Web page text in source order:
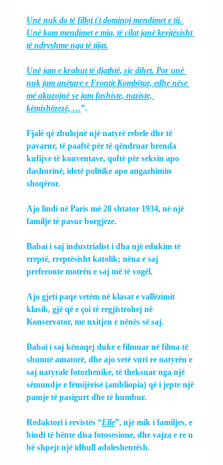
Unë nuk do të filloj t'i dominoj mendimet e tij.
Unë kam mendimet e mia, të cilat janë krejtësisht
të ndryshme nga të tijat.
Unë jam e krahut të djathtë, siç dihet. Por unë
nuk jam anëtare e Frontit Kombëtar, edhe nëse
më akuzojnë se jam fashiste, naziste,
këmishëzezë, …”.
Fjalë që zbulojnë një natyrë rebele dhe të
pavarur, të paaftë për të qëndruar brenda
kufijve të konventave, qoftë për seksin apo
dashurinë, idetë politike apo angazhimin
shoqëror.
Ajo lindi në Paris më 28 shtator 1934, në një
familje të pasur borgjeze.
Babai i saj industrialist i dha një edukim të
rreptë, rreptësisht katolik; nëna e saj
preferonte motrën e saj më të vogël.
Ajo gjeti paqe vetëm në klasat e vallëzimit
klasik, gjë që e çoi të regjistrohej në
Konservator, me nxitjen e nënës së saj.
Babai i saj kënaqej duke e filmuar në filma të
shumtë amatorë, dhe ajo vetë vuri re natyrën e
saj natyrale fotozhenike, të theksuar nga një
sëmundje e fëmijërisë (ambliopia) që i jepte një
pamje të pasigurt dhe të humbur.
Redaktori i revistës “Elle”, një mik i familjes, e
bindi të bënte disa fotosesione, dhe vajza e re u
bë shpejt një idhull adoleshentësh.